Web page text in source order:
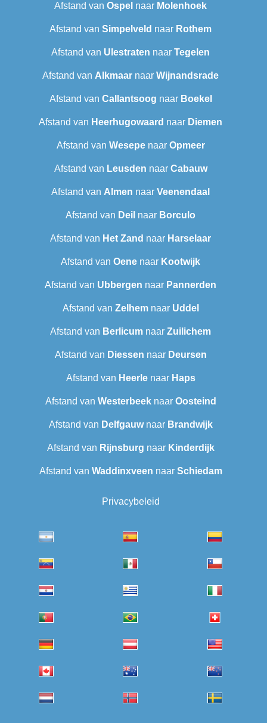
Afstand van Ospel naar Molenhoek
Afstand van Simpelveld naar Rothem
Afstand van Ulestraten naar Tegelen
Afstand van Alkmaar naar Wijnandsrade
Afstand van Callantsoog naar Boekel
Afstand van Heerhugowaard naar Diemen
Afstand van Wesepenaar Opmeer
Afstand van Leusden naar Cabauw
Afstand van Almen naar Veenendaal
Afstand van Deil naar Borculo
Afstand van Het Zand naar Harselaar
Afstand van Oene naar Kootwijk
Afstand van Ubbergen naar Pannerden
Afstand van Zelhemnaar Uddel
Afstand van Berlicum naar Zuilichem
Afstand van Diessen naar Deursen
Afstand van Heerlenaar Haps
Afstand van Westerbeeknaar Oosteind
Afstand van Delfgauwnaar Brandwijk
Afstand van Rijnsburg naar Kinderdijk
Afstand van Waddinxveen naar Schiedam
Privacybeleid